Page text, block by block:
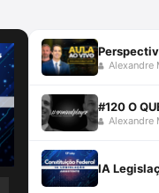
Alexandre
#120 O
Alexandre
IA